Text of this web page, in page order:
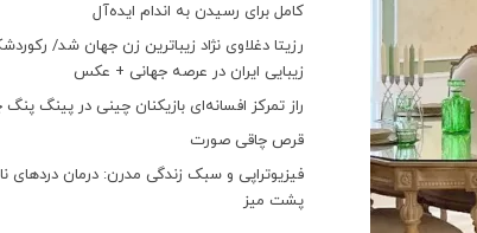
کامل برای رسیدن به اندام ایده‌آل
رزیتا دغلاوی نژاد زیباترین زن جهان شد/
زیبایی ایران در عرصه جهانی + عکس
راز تمرکز افسانه‌ای بازیکنان چینی در پینگ
قرص چاقی صورت
فیزیوتراپی و سبک زندگی مدرن: درمان دردهای
پشت میز